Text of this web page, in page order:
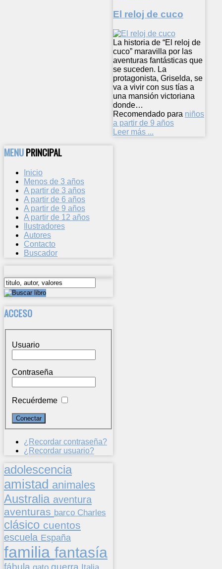
El reloj de cuco
La historia de “El reloj de
cuco” maravilla por las
aventuras fantásticas que
se suceden. La
protagonista, Griselda, se
va a vivir con sus tías a
una mansión victoriana
donde…
Recomendado para niños
a partir de 9 años
Leer más ...
MENUPRINCIPAL
Inicio
Menos de 3 años
A partir de 3 años
A partir de 6 años
A partir de 9 años
A partir de 12 años
Ilustradores
Autores
Contacto
Buscador
ACCESO
Usuario
Contraseña
Recuérdeme
¿Recordar contraseña?
¿Recordar usuario?
adolescencia
amistad animales
Australia aventura
aventuras barco Charles
clásico cuentos
escuela España
familia fantasía
fábula guerra